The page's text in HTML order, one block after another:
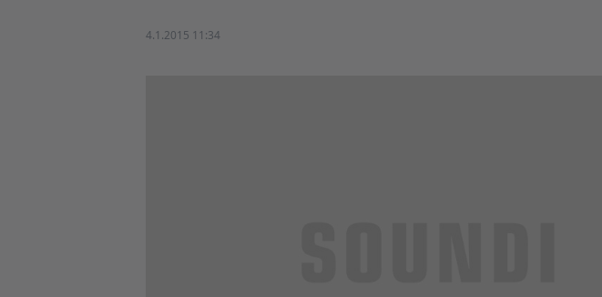
4.1.2015 11:34